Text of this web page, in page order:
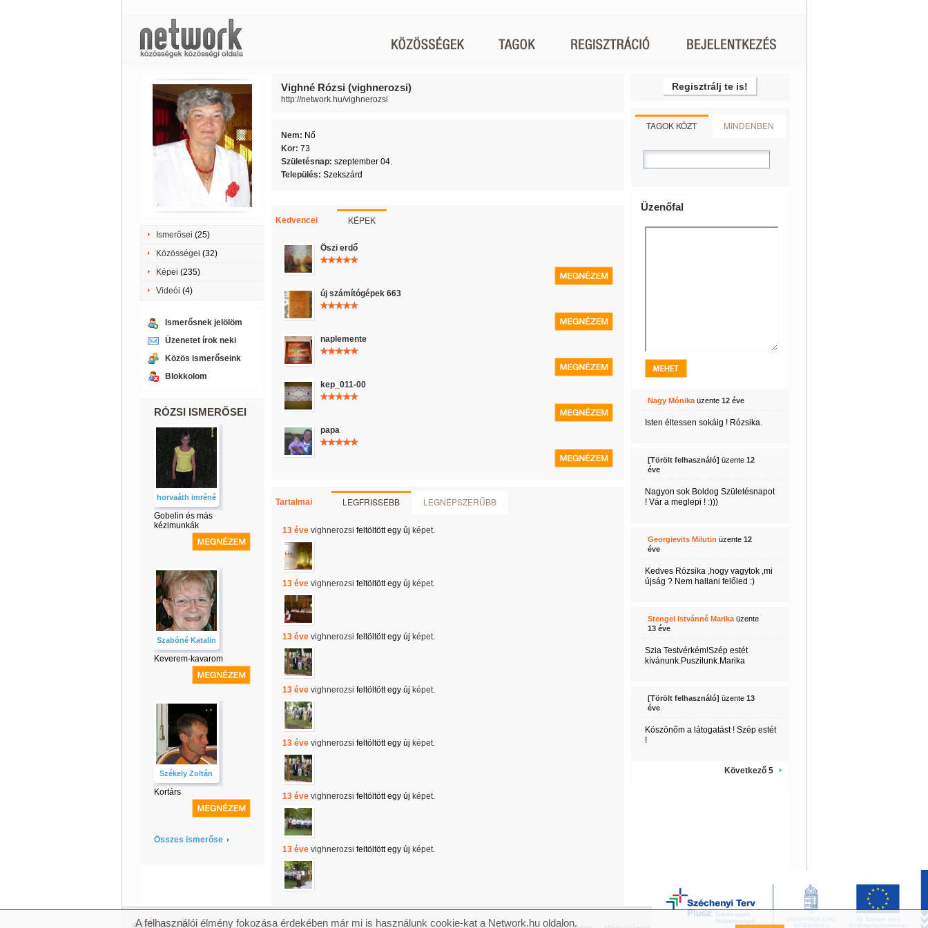
Ismerősei (25)
Közösségei (32)
Képei (235)
Videói (4)
Ismerősnek jelölöm
Üzenetet írok neki
Közös ismerőseink
Blokkolom
RÓZSI ISMERŐSEI
horvaáth imréné
Gobelin és más
kézimunkák
Szabóné Katalin
Keverem-kavarom
Székely Zoltán
Kortárs
Összes ismerőse
Vighné Rózsi (vighnerozsi)
http://network.hu/vighnerozsi
Nem: Nő
Kor: 73
Születésnap: szeptember 04.
Település: Szekszárd
Kedvencei KÉPEK
Öszi erdő
új számítógépek 663
naplemente
kep_011-00
papa
Tartalmai LEGFRISSEBB LEGNÉPSZERŰBB
13 éve vighnerozsi feltöltött egy új képet.
13 éve vighnerozsi feltöltött egy új képet.
13 éve vighnerozsi feltöltött egy új képet.
13 éve vighnerozsi feltöltött egy új képet.
13 éve vighnerozsi feltöltött egy új képet.
13 éve vighnerozsi feltöltött egy új képet.
13 éve vighnerozsi feltöltött egy új képet.
Regisztrálj te is!
TAGOK KÖZT MINDENBEN
Üzenőfal
Nagy Mónikaüzente 12 éve
Isten éltessen sokáig ! Rózsika.
[Törölt felhasználó] üzente 12
éve
Nagyon sok Boldog Születésnapot
! Vár a meglepi ! :)))
Georgievits Milutin üzente 12
éve
Kedves Rózsika ,hogy vagytok ,mi
újság ? Nem hallani felőled :)
Stengel Istvánné Marikaüzente
13 éve
Szia Testvérkém!Szép estét
kívánunk.Puszilunk.Marika
[Törölt felhasználó] üzente 13
éve
Köszönőm a látogatást ! Szép estét
!
Következő 5
A felhasználói élmény fokozása érdekében már mi is használunk cookie-kat a Network.hu oldalon.